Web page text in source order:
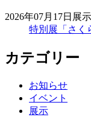
2026年07月17日 展示
特別展「さく
カテゴリー
お知らせ
イベント
展示